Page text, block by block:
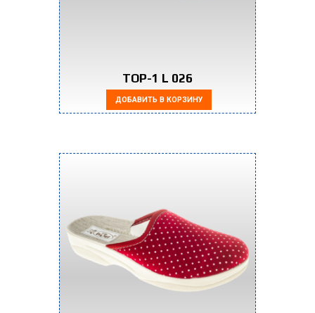
TOP-1 L 026
ДОБАВИТЬ В КОРЗИНУ